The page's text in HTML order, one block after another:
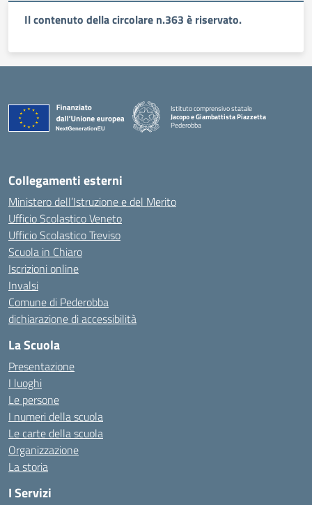
Il contenuto della circolare n.363 è riservato.
Istituto comprensivo statale
Jacopo e Giambattista Piazzetta
Pederobba
Collegamenti esterni
Ministero dell’Istruzione e del Merito
Ufficio Scolastico Veneto
Ufficio Scolastico Treviso
Scuola in Chiaro
Iscrizioni online
Invalsi
Comune di Pederobba
dichiarazione di accessibilità
La Scuola
Presentazione
I luoghi
Le persone
I numeri della scuola
Le carte della scuola
Organizzazione
La storia
I Servizi